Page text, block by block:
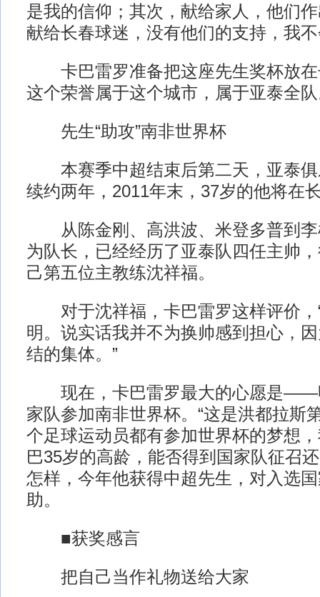
是我的信仰；其次，献给家人，他们
献给长春球迷，没有他们的支持，我
卡巴雷罗准备把这座先生奖杯放在
这个荣誉属于这个城市，属于亚泰全
先生“助攻”南非世界杯
本赛季中超结束后第二天，亚泰俱
续约两年，2011年末，37岁的他将在
从陈金刚、高洪波、米登多普到李
为队长，已经经历了亚泰队四任主帅
己第五位主教练沈祥福。
对于沈祥福，卡巴雷罗这样评价，
明。说实话我并不为换帅感到担心，
结的集体。”
现在，卡巴雷罗最大的心愿是——
家队参加南非世界杯。“这是洪都拉斯
个足球运动员都有参加世界杯的梦想
巴35岁的高龄，能否得到国家队征召
怎样，今年他获得中超先生，对入选
助。
■获奖感言
把自己当作礼物送给大家